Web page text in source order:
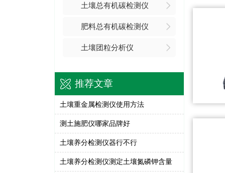
土壤总有机碳检测仪
肥料总有机碳检测仪
土壤团粒分析仪
推荐文章
土壤重金属检测仪使用方法
测土施肥仪哪家品牌好
土壤养分检测仪器行不行
土壤养分检测仪测定土壤氮磷钾含量